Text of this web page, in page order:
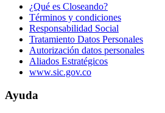
¿Qué es Closeando?
Términos y condiciones
Responsabilidad Social
Tratamiento Datos Personales
Autorización datos personales
Aliados Estratégicos
www.sic.gov.co
Ayuda